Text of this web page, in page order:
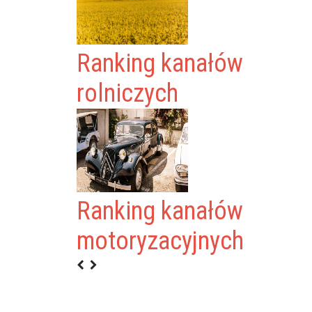
Ranking kanałów
rolniczych
Ranking kanałów
motoryzacyjnych